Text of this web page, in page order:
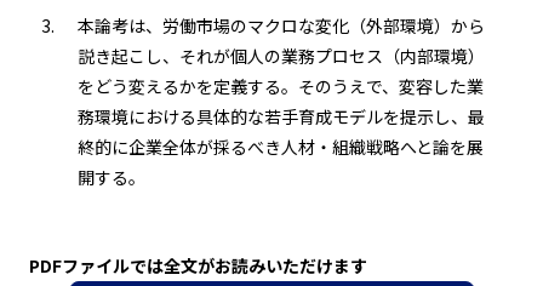
本論考は、労働市場のマクロな変化（外部環境）から
説き起こし、それが個人の業務プロセス（内部環境）
をどう変えるかを定義する。そのうえで、変容した業
務環境における具体的な若手育成モデルを提示し、最
終的に企業全体が採るべき人材・組織戦略へと論を展
開する。
PDFファイルでは全文がお読みいただけます